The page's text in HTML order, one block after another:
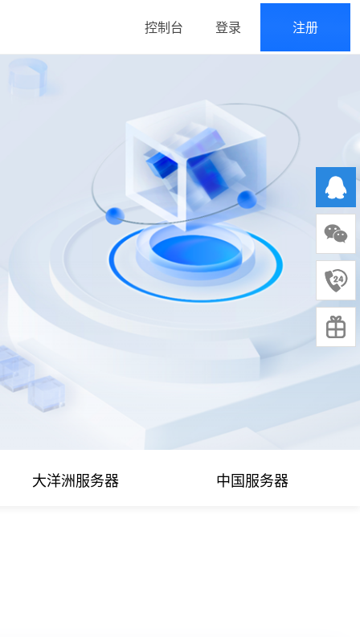
控制台 登录 注册
大洋洲服务器 中国服务器